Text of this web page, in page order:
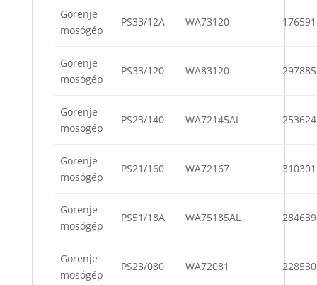
Gorenje
mosógép
PS33/12A WA73120 176591
Gorenje
mosógép
PS33/120 WA83120 297885
Gorenje
mosógép
PS23/140 WA72145AL 253624
Gorenje
mosógép
PS21/160 WA72167 310301
Gorenje
mosógép
PS51/18A WA75185AL 284639
Gorenje
mosógép
PS23/080 WA72081 228530